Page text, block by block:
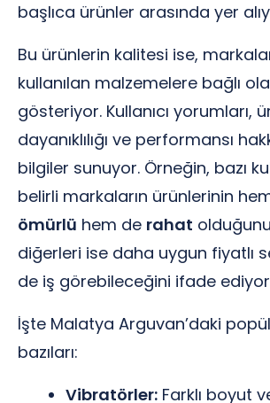
başlıca ürünler arasında yer
Bu ürünlerin kalitesi ise,
kullanılan malzemelere bağlı
gösteriyor. Kullanıcı yorumları,
dayanıklılığı ve performansı
bilgiler sunuyor. Örneğin, bazı
belirli markaların ürünlerinin
ömürlü hem de rahat
diğerleri ise daha uygun fiyatlı
de iş görebileceğini ifade
İşte Malatya Arguvan’daki
bazıları:
Vibratörler: Farklı boyut